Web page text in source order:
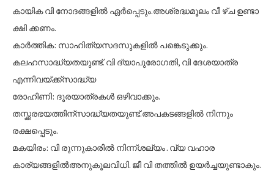
കായിക വി നോദങ്ങളിൽ ഏർപ്പെടും.അശ്രദ്ധമൂലം വീ ഴ്ച ഉണ്ടാ
ക്ഷി ക്കണം.
കാർത്തിക: സാഹിത്യസദസുകളിൽ പങ്കെടുക്കും.
കലഹസാദ്ധ്യതയുണ്ട്. വി ദ്യാപുരോഗതി, വി ദേശയാത്ര
എന്നിവയ്ക്ക്സാദ്ധ്യ
രോഹിണി: ദൂരയാത്രകൾ ഒഴിവാക്കും.
തസ്ക്കരഭയത്തിന്സാദ്ധ്യതയുണ്ട്.അപകടങ്ങളിൽ നിന്നും
രക്ഷപ്പെടും.
മകയിരം: വി രുന്നുകാരിൽ നിന്ന്ശല്യം . വ്യ വഹാര
കാര്യങ്ങളിൽഅനുകൂലവിധി. ജീ വി തത്തിൽ ഉയർച്ചയുണ്ടാകും.